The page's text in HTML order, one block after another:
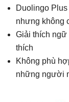
Duolingo
nhưng không
Giải thích ngữ
thích
Không phù
những người